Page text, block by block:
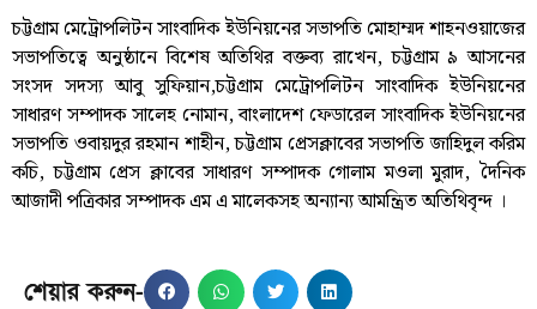
চট্টগ্রাম মেট্রোপলিটন সাংবাদিক ইউনিয়নের সভাপতি মোহাম্মদ শাহনওয়াজের
সভাপতিত্বে অনুষ্ঠানে বিশেষ অতিথির বক্তব্য রাখেন, চট্টগ্রাম ৯ আসনের
সংসদ সদস্য আবু সুফিয়ান,চট্টগ্রাম মেট্রোপলিটন সাংবাদিক ইউনিয়নের
সাধারণ সম্পাদক সালেহ নোমান, বাংলাদেশ ফেডারেল সাংবাদিক ইউনিয়নের
সভাপতি ওবায়দুর রহমান শাহীন, চট্টগ্রাম প্রেসক্লাবের সভাপতি জাহিদুল করিম
কচি, চট্টগ্রাম প্রেস ক্লাবের সাধারণ সম্পাদক গোলাম মওলা মুরাদ, দৈনিক
আজাদী পত্রিকার সম্পাদক এম এ মালেকসহ অন্যান্য আমন্ত্রিত অতিথিবৃন্দ ।
শেয়ার করুন-